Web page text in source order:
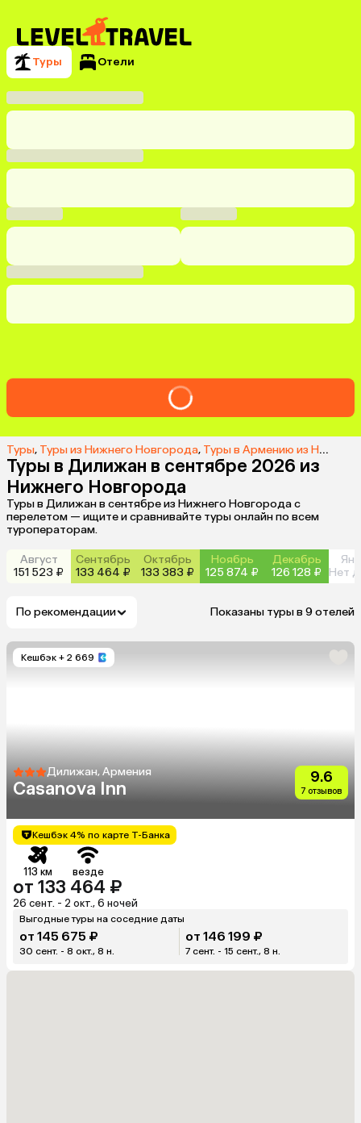
Туры Отели
Туры, Туры из Нижнего Новгорода, Туры в Армению из Нижнего Новгорода
Туры в Дилижан в сентябре 2026 из
Нижнего Новгорода
Туры в Дилижан в сентябре из Нижнего Новгорода с
перелетом — ищите и сравнивайте туры онлайн по всем
туроператорам.
Август
151 523 ₽
Сентябрь
133 464 ₽
Октябрь
133 383 ₽
Ноябрь
125 874 ₽
Декабрь
126 128 ₽
Нет
По рекомендации Показаны туры в 9 отелей
Кешбэк + 2 669
Дилижан, Армения
Casanova Inn
9.6
7 отзывов
Кешбэк 4% по карте Т-Банка
113 км везде
от 133 464 ₽
26 сент. - 2 окт., 6 ночей
Выгодные туры на соседние даты
от 145 675 ₽
30 сент. - 8 окт., 8 н.
от 146 199 ₽
7 сент. - 15 сент., 8 н.